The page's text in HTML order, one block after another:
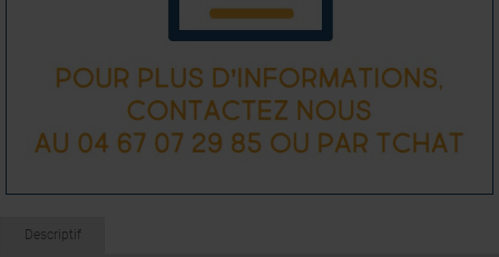
Descriptif